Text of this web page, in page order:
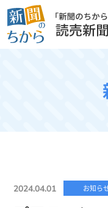
2024.04.01 お知ら